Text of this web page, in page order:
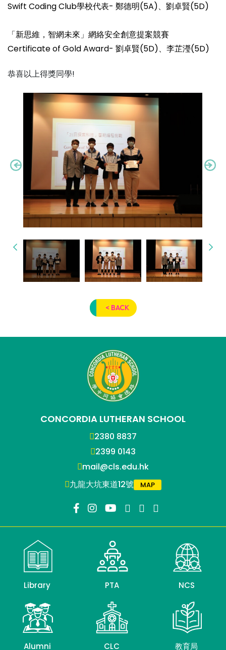
Swift Coding Club學校代表- 鄭德明(5A)、劉卓賢(5D)
「新思維，智網未來」網絡安全創意提案競賽
Certificate of Gold Award- 劉卓賢(5D)、李芷瀅(5D)
恭喜以上得獎同學!
< BACK
CONCORDIA LUTHERAN SCHOOL
2380 8837
2399 0143
mail@cls.edu.hk
九龍大坑東道12號
MAP
Library PTA NCS
Alumni CLC 教育局